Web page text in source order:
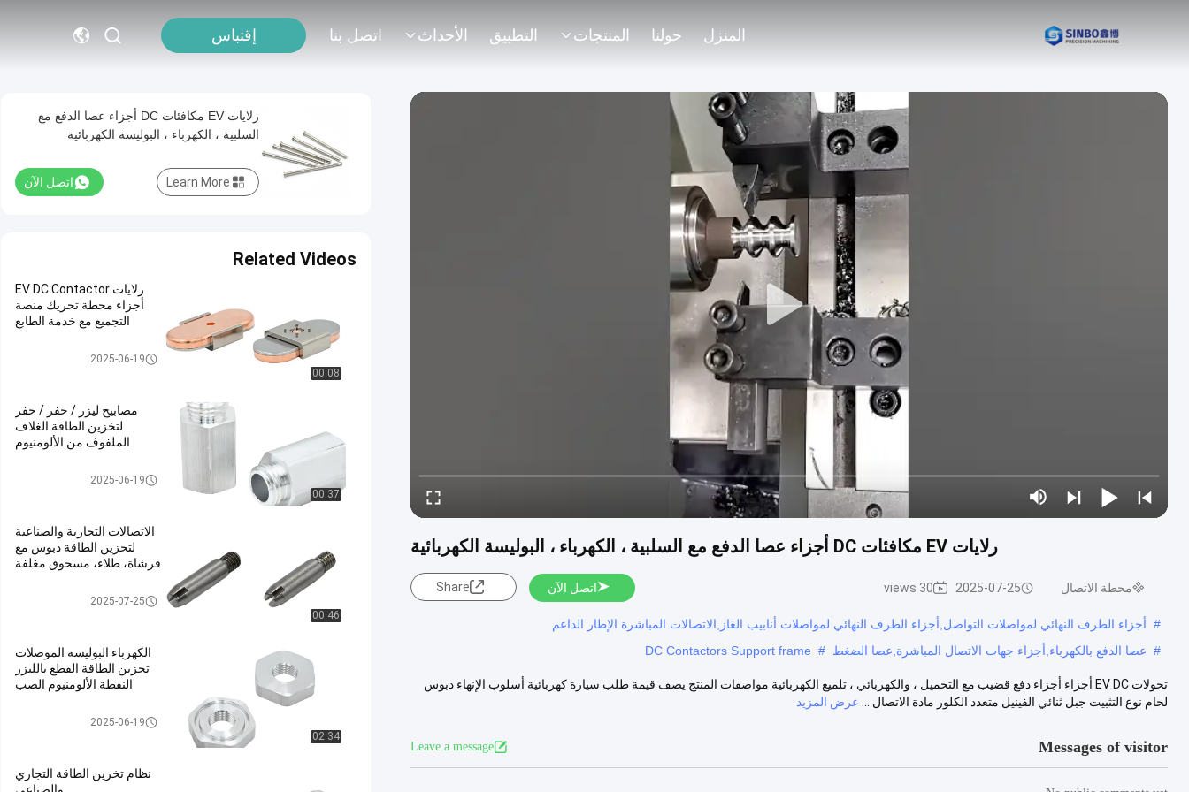
المنزل حولنا المنتجات التطبيق الأحداث اتصل بنا إقتباس
رلايات EV مكافئات DC أجزاء عصا الدفع مع السلبية ، الكهرباء ، البوليسة الكهربائية
محطة الاتصال 2025-07-25
30 views اتصل الآن Share
# أجزاء الطرف النهائي لمواصلات التواصل,أجزاء الطرف النهائي لمواصلات أنابيب الغاز,الاتصالات المباشرة الإطار الداعم
# عصا الدفع بالكهرباء,أجزاء جهات الاتصال المباشرة,عصا الضغط #
DC Contactors Support frame
تحولات EV DC أجزاء أجزاء دفع قضيب مع التخميل ، والكهربائي ، تلميع الكهربائية مواصفات المنتج يصف قيمة طلب سيارة كهربائية أسلوب الإنهاء دبوس
لحام نوع التثبيت جبل ثنائي الفينيل متعدد الكلور مادة الاتصال ...
عرض المزيد
Messages of visitor
Leave a message
رلايات EV مكافئات DC أجزاء عصا الدفع مع
السلبية ، الكهرباء ، البوليسة الكهربائية
اتصل الآن Learn More
Related Videos
00:08
رلايات EV DC Contactor
أجزاء محطة تحريك منصة
التجميع مع خدمة الطابع
2025-06-19
00:37
مصابيح ليزر / حفر / حفر
لتخزين الطاقة الغلاف
الملفوف من الألومنيوم
موصلات تخزين الطاقة2025-06-19
00:46
الاتصالات التجارية والصناعية
لتخزين الطاقة دبوس مع
فرشاة، طلاء، مسحوق مغلفة
موصلات تخزين الطاقة2025-07-25
02:34
الكهرباء البوليسة الموصلات
تخزين الطاقة القطع بالليزر
النقطة الألومنيوم الصب
موصلات تخزين الطاقة2025-06-19
نظام تخزين الطاقة التجاري